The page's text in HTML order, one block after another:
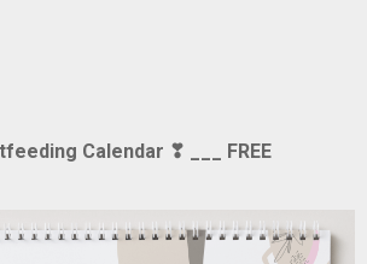
Calendar ❣ ___ FREE